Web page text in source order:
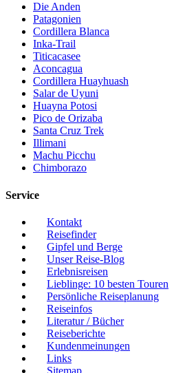
Die Anden
Patagonien
Cordillera Blanca
Inka-Trail
Titicacasee
Aconcagua
Cordillera Huayhuash
Salar de Uyuni
Huayna Potosi
Pico de Orizaba
Santa Cruz Trek
Illimani
Machu Picchu
Chimborazo
Service
Kontakt
Reisefinder
Gipfel und Berge
Unser Reise-Blog
Erlebnisreisen
Lieblinge: 10 besten Touren
Persönliche Reiseplanung
Reiseinfos
Literatur / Bücher
Reiseberichte
Kundenmeinungen
Links
Sitemap